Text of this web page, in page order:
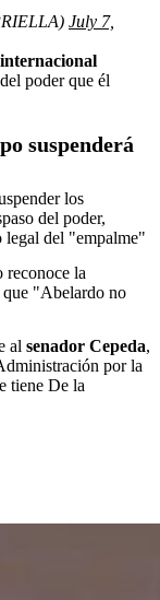
July 7,
poder que él
suspenderá
los
del poder,
legal del "empalme"
reconoce la
que "Abelardo no
al senador Cepeda,
por la
tiene De la